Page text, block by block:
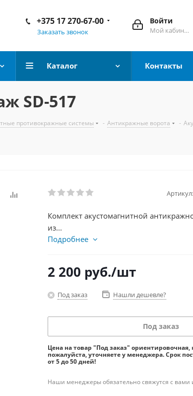
Войти
Мой кабинет
+375 17 270-67-00
Заказать звонок
Каталог Контакты
SD-517
противокражные системы - Антикражные ворота -
Артикул:
Комплект акустомагнитной
из...
Подробнее
2 200 руб./шт
Под заказ Нашли дешевле?
Под заказ
Цена на товар "Под заказ" ориентировочная,
пожалуйста, уточняете у менеджера. Срок
от 5 до 50 дней!
Наши менеджеры обязательно свяжутся с вами